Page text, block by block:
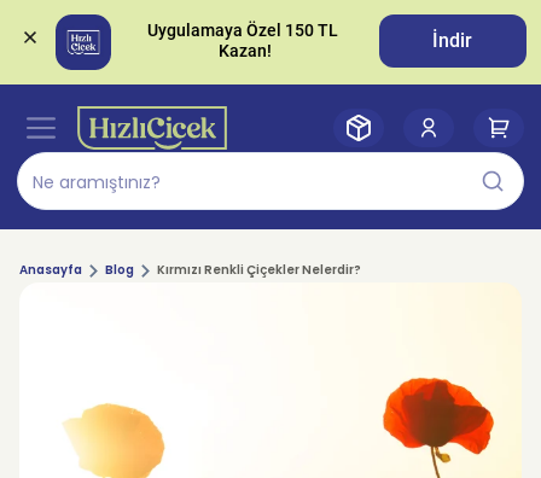
Uygulamaya Özel 150 TL
İndir
Anasayfa Blog Kırmızı Renkli Çiçekler Nelerdir?